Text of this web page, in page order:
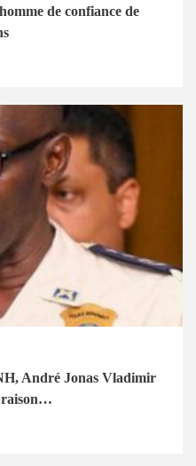
de confiance de
André Jonas Vladimir
raison…